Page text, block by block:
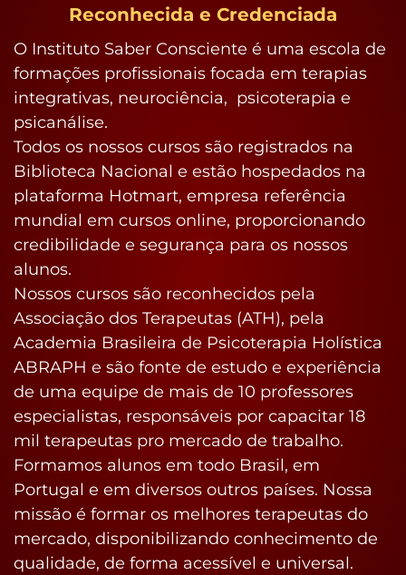
Reconhecida e Credenciada
O Instituto Saber Consciente é uma escola de
formações profissionais focada em terapias
integrativas, neurociência, psicoterapia e
psicanálise.
Todos os nossos cursos são registrados na
Biblioteca Nacional e estão hospedados na
plataforma Hotmart, empresa referência
mundial em cursos online, proporcionando
credibilidade e segurança para os nossos
alunos.
Nossos cursos são reconhecidos pela
Associação dos Terapeutas (ATH), pela
Academia Brasileira de Psicoterapia Holística
ABRAPH e são fonte de estudo e experiência
de uma equipe de mais de 10 professores
especialistas, responsáveis por capacitar 18
mil terapeutas pro mercado de trabalho.
Formamos alunos em todo Brasil, em
Portugal e em diversos outros países. Nossa
missão é formar os melhores terapeutas do
mercado, disponibilizando conhecimento de
qualidade, de forma acessível e universal.